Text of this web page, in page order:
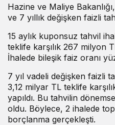
Hazine ve Maliye
ve 7 yıllık değişken faizli
15 aylık kuponsuz tahvil
teklife karşılık 267 milyon
İhalede bileşik faiz oranı
7 yıl vadeli değişken faizli
3,12 milyar TL teklife
yapıldı. Bu tahvilin
oldu. Böylece, 2 ihalede
borçlanma gerçekleşti.